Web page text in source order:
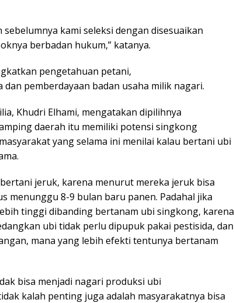
kami seleksi dengan disesuaikan
berbadan hukum,” katanya.
pengetahuan petani,
pemberdayaan badan usaha milik nagari.
Khudri Elhami, mengatakan dipilihnya
daerah itu memiliki potensi singkong
yang selama ini menilai kalau bertani ubi
jeruk, karena menurut mereka jeruk bisa
menunggu 8-9 bulan baru panen. Padahal jika
tinggi dibanding bertanam ubi singkong, karena
ubi tidak perlu dipupuk pakai pestisida, dan
mana yang lebih efekti tentunya bertanam
bisa menjadi nagari produksi ubi
kalah penting juga adalah masyarakatnya bisa